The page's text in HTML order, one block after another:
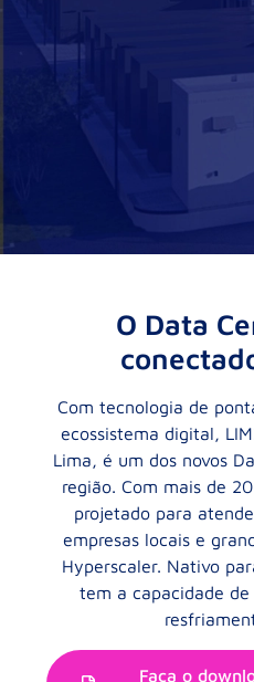
O Data
Com tecnologia de
ecossistema digital,
Lima, é um dos novos
região. Com mais de
projetado para
empresas locais e
Hyperscaler. Nativo
tem a capacidade
Faça o